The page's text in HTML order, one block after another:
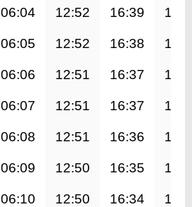
06:04 12:52 16:39
06:05 12:52 16:38
06:06 12:51 16:37
06:07 12:51 16:37
06:08 12:51 16:36
06:09 12:50 16:35
06:10 12:50 16:34